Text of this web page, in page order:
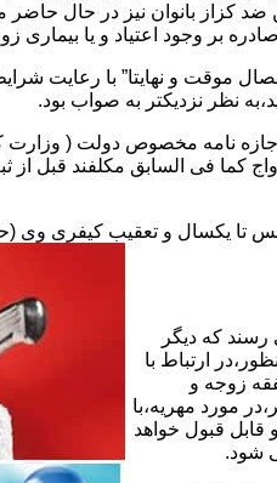
کزاز بانوان نیز در حال
بر وجود اعتیاد و یا بیماری
موقت و نهایتا” با رعایت
نظر نزدیکتر به صواب بود.
مصوب ۱۳۵۳در خصوص ازدواج مجدد،دفانر
حبس تا یکسال و تعقیب کیفری
که دیگر
ارتباط با
زوجه و
مورد مهریه،با
قابل قبول خواهد
شود.